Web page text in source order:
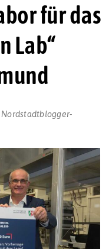
für das
Lab“
Nordstadtblogger-